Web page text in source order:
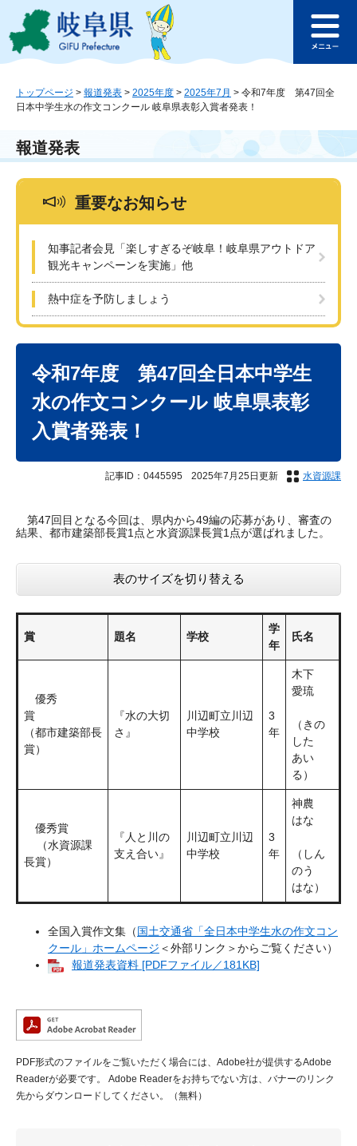
ジ
ュ
本
このページの本文へ
ュ
トップページ > 報道発表 > 2025年度 > 2025年7月 > 令和7年度 第47回全
日本中学生水の作文コンクール 岐阜県表彰入賞者発表！
報道発表
重要なお知らせ
知事記者会見「楽しすぎるぞ岐阜！岐阜県アウトドア
観光キャンペーンを実施」他
熱中症を予防しましょう
令和7年度 第47回全日本中学生
水の作文コンクール 岐阜県表彰
入賞者発表！
記事ID：0445595 2025年7月25日更新 水資源課
第47回目となる今回は、県内から49編の応募があり、審査の
結果、都市建築部長賞1点と水資源課長賞1点が選ばれました。
表のサイズを切り替える
賞 題名 学校
学
年
氏名
優秀
賞
（都市建築部長
賞）
『水の大切
さ』
川辺町立川辺
中学校
3
年
木下
愛琉
（きの
した
あい
る）
優秀賞
（水資源課
長賞）
『人と川の
支え合い』
川辺町立川辺
中学校
3
年
神農
はな
（しん
のう
はな）
全国入賞作文集（国土交通省「全日本中学生水の作文コン
クール」ホームページ ＜外部リンク＞からご覧ください）
報道発表資料 [PDFファイル／181KB]
PDF形式のファイルをご覧いただく場合には、Adobe社が提供するAdobe
Readerが必要です。
Adobe Readerをお持ちでない方は、バナーのリンク
先からダウンロードしてください。（無料）